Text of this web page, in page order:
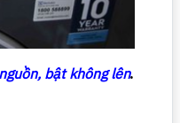
bật không lên.